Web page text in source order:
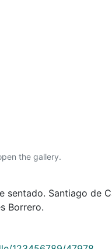
the gallery.
sentado. Santiago de
Borrero.